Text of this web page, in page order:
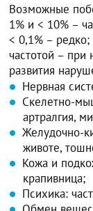
Возможные
1% и < 10% –
< 0,1% –
частотой – при
развития
Нервная
Скелетно-
артралгия,
Желудочно-
животе,
Кожа и
крапивница;
Психика: